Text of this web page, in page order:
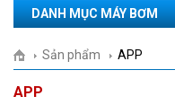
DANH MỤC MÁY BƠM
Sản phẩm APP
APP